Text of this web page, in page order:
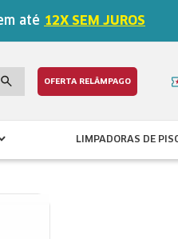
até 12X SEM JUROS
OFERTA RELÂMPAGO
LIMPADORAS DE